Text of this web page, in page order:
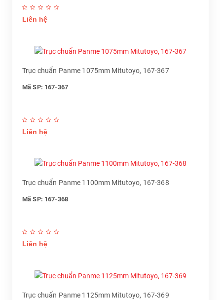
Liên hệ
Trục chuẩn Panme 1075mm Mitutoyo, 167-367
Mã SP: 167-367
Liên hệ
Trục chuẩn Panme 1100mm Mitutoyo, 167-368
Mã SP: 167-368
Liên hệ
Trục chuẩn Panme 1125mm Mitutoyo, 167-369